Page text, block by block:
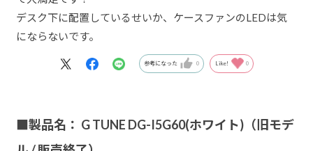
デスク下に配置しているせいか、ケースファンのLEDは気
にならないです。
参考になった 0 Like! 0
■製品名： G TUNE DG-I5G60(ホワイト)（旧モデ